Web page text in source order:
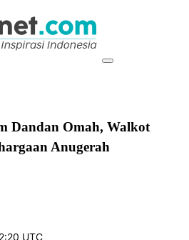
Dandan Omah, Walkot
Anugerah
UTC